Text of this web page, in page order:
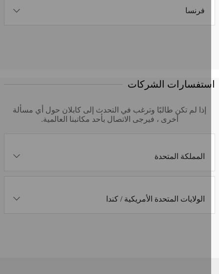
فرنسا
الشركات
إذا لم تكن طالبًا وترغب في التحدث إلى كابلان حول أي مسألة
أخرى ، فيرجى الاتصال بأحد مكاتبنا العالمية.
المملكة المتحدة
الولايات المتحدة الأمريكية / كندا